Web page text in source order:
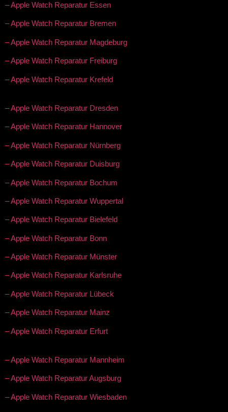
– Apple Watch Reparatur Essen
– Apple Watch Reparatur Bremen
– Apple Watch Reparatur Magdeburg
– Apple Watch Reparatur Freiburg
– Apple Watch Reparatur Krefeld
– Apple Watch Reparatur Dresden
– Apple Watch Reparatur Hannover
– Apple Watch Reparatur Nürnberg
– Apple Watch Reparatur Duisburg
– Apple Watch Reparatur Bochum
– Apple Watch Reparatur Wuppertal
– Apple Watch Reparatur Bielefeld
– Apple Watch Reparatur Bonn
– Apple Watch Reparatur Münster
– Apple Watch Reparatur Karlsruhe
– Apple Watch Reparatur Lübeck
– Apple Watch Reparatur Mainz
– Apple Watch Reparatur Erfurt
– Apple Watch Reparatur Mannheim
– Apple Watch Reparatur Augsburg
– Apple Watch Reparatur Wiesbaden